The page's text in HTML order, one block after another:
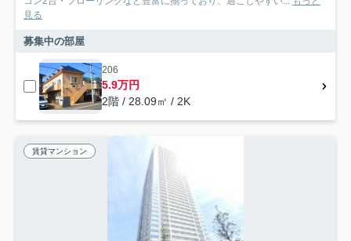
見る
募集中の部屋
206
5.9万円
2階 / 28.09㎡ / 2K
賃貸マンション